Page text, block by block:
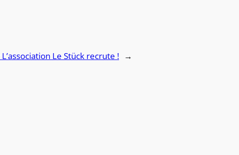
L’association Le Stück recrute ! →